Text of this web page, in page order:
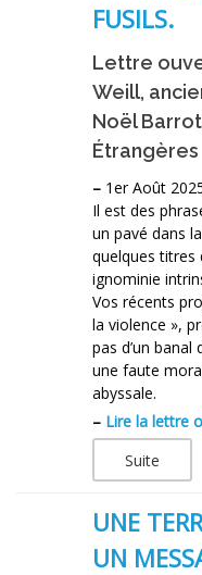
FUSILS.
Lettre
Weill,
Noël
Étrangères
– 1er Août
Il est des
un pavé dans
quelques titres
ignominie
Vos récents
la violence »,
pas d’un
une faute
abyssale.
– Lire la lettre
Suite
UNE
UN